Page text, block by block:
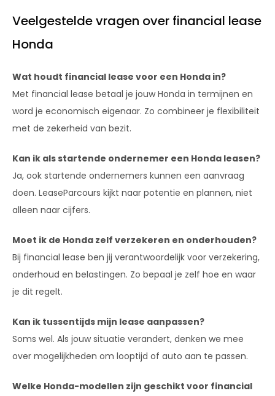
Veelgestelde vragen over financial lease
Honda
Wat houdt financial lease voor een Honda in?
Met financial lease betaal je jouw Honda in termijnen en
word je economisch eigenaar. Zo combineer je flexibiliteit
met de zekerheid van bezit.
Kan ik als startende ondernemer een Honda leasen?
Ja, ook startende ondernemers kunnen een aanvraag
doen. LeaseParcours kijkt naar potentie en plannen, niet
alleen naar cijfers.
Moet ik de Honda zelf verzekeren en onderhouden?
Bij financial lease ben jij verantwoordelijk voor verzekering,
onderhoud en belastingen. Zo bepaal je zelf hoe en waar
je dit regelt.
Kan ik tussentijds mijn lease aanpassen?
Soms wel. Als jouw situatie verandert, denken we mee
over mogelijkheden om looptijd of auto aan te passen.
Welke Honda-modellen zijn geschikt voor financial